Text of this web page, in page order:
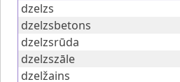
dzelzs
dzelzsbetons
dzelzsrūda
dzelzszāle
dzelžains